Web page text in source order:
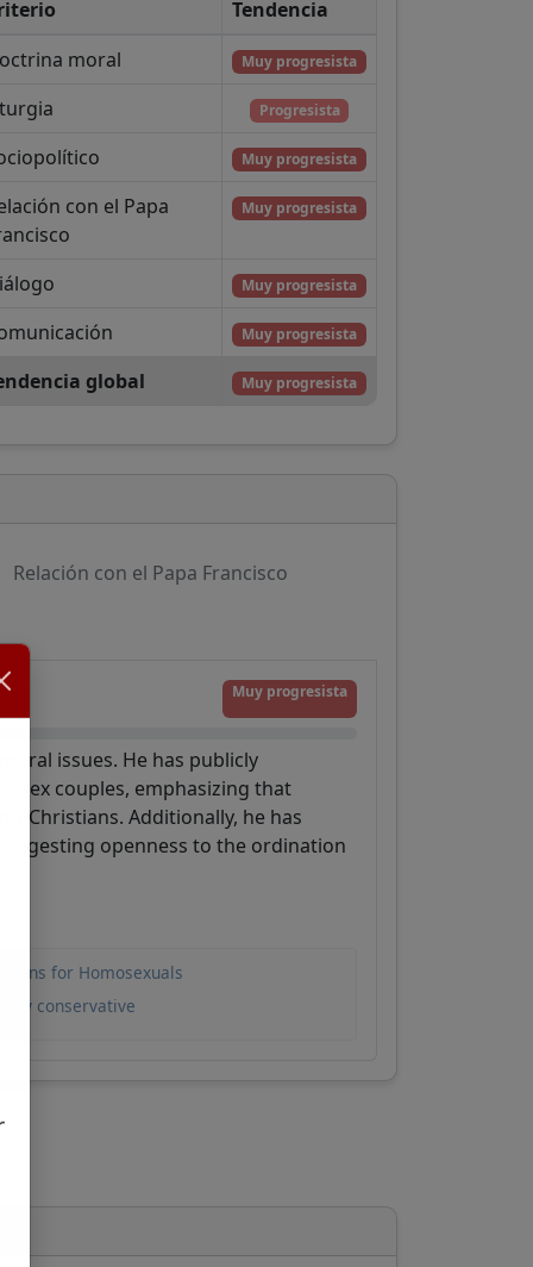
Tendencia
moral
Muy progresista
Progresista
Muy progresista
con el Papa
Muy progresista
Muy progresista
Muy progresista
global Muy progresista
Relación con el Papa Francisco
Muy progresista
issues. He has publicly
sex couples, emphasizing that
Christians. Additionally, he has
openness to the ordination
for Homosexuals
conservative